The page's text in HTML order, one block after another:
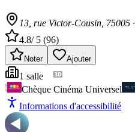
13, rue Victor-Cousin , 75005 ·
4.8/ 5 (96)
Noter Ajouter
1 salle
Chèque Cinéma Universel
Informations d'accessibilité